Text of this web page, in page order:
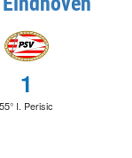
1
55° I. Perisic